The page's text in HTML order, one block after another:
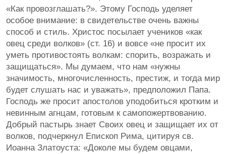
«Как провозглашать?». Этому Господь уделяет
особое внимание: в свидетельстве очень важны
способ и стиль. Христос посылает учеников «как
овец среди волков» (ст. 16) и вовсе «не просит их
уметь противостоять волкам: спорить, возражать и
защищаться». Мы думаем, что нам «нужны
значимость, многочисленность, престиж, и тогда мир
будет слушать нас и уважать», предположил Папа.
Господь же просит апостолов уподобиться кротким и
невинным агнцам, готовым к самопожертвованию.
Добрый пастырь знает Своих овец и защищает их от
волков, подчеркнул Епископ Рима, цитируя св.
Иоанна Златоуста: «Доколе мы будем овцами,